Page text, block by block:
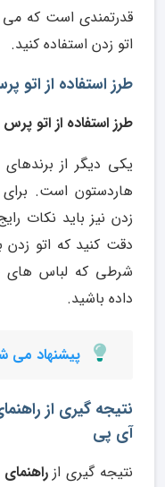
قدرتمندی است که می
اتو زدن استفاده کنید.
طرز استفاده از اتو
طرز استفاده از اتو
یکی دیگر از برندهای
هاردستون است. برای
زدن نیز باید نکات
دقت کنید که اتو
شرطی که لباس های
داده باشید.
پیشنهاد می
نتیجه گیری از
آی پی
نتیجه گیری از